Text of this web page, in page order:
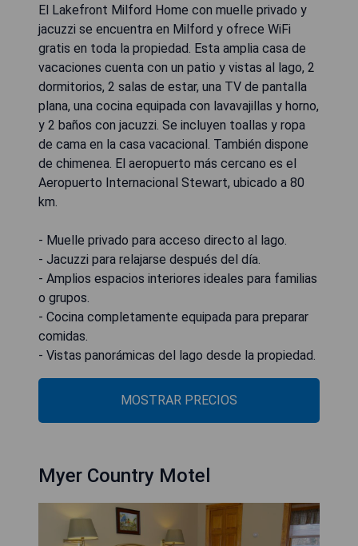
El Lakefront Milford Home con muelle privado y
jacuzzi se encuentra en Milford y ofrece WiFi
gratis en toda la propiedad. Esta amplia casa de
vacaciones cuenta con un patio y vistas al lago, 2
dormitorios, 2 salas de estar, una TV de pantalla
plana, una cocina equipada con lavavajillas y horno,
y 2 baños con jacuzzi. Se incluyen toallas y ropa
de cama en la casa vacacional. También dispone
de chimenea. El aeropuerto más cercano es el
Aeropuerto Internacional Stewart, ubicado a 80
km.
- Muelle privado para acceso directo al lago.
- Jacuzzi para relajarse después del día.
- Amplios espacios interiores ideales para familias
o grupos.
- Cocina completamente equipada para preparar
comidas.
- Vistas panorámicas del lago desde la propiedad.
MOSTRAR PRECIOS
Myer Country Motel